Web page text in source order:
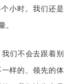
小时。我们还是
。
们不会去跟着别
样的、领先的体